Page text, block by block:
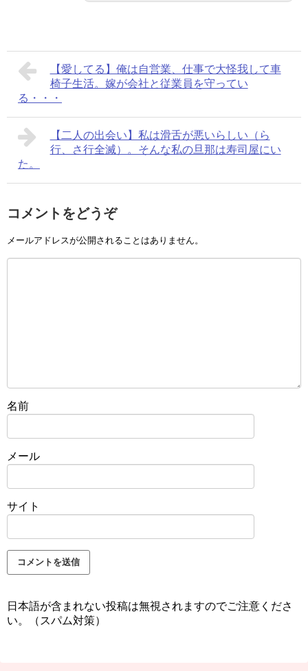
【愛してる】俺は自営業、仕事で大怪我して車
椅子生活。嫁が会社と従業員を守ってい
る・・・
【二人の出会い】私は滑舌が悪いらしい（ら
行、さ行全滅）。そんな私の旦那は寿司屋にい
た。
コメントをどうぞ
メールアドレスが公開されることはありません。
名前
メール
サイト
日本語が含まれない投稿は無視されますのでご注意くださ
い。（スパム対策）